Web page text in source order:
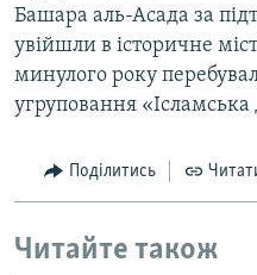
Башара аль-Асада за
увійшли в історичне
минулого року
угруповання
Поділитись
Читайте також